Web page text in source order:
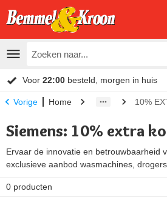
Voor 22:00 besteld, morgen in huis
Vorige Home 10%
Siemens: 10% extra
Ervaar de innovatie en betrouwbaarheid
exclusieve aanbod wasmachines,
bovenop onze
0 producten